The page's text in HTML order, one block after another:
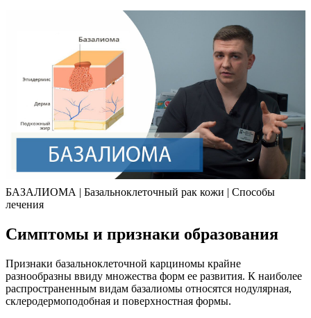
БАЗАЛИОМА | Базальноклеточный рак кожи | Способы
лечения
Симптомы и признаки образования
Признаки базальноклеточной карциномы крайне
разнообразны ввиду множества форм ее развития. К наиболее
распространенным видам базалиомы относятся нодулярная,
склеродермоподобная и поверхностная формы.